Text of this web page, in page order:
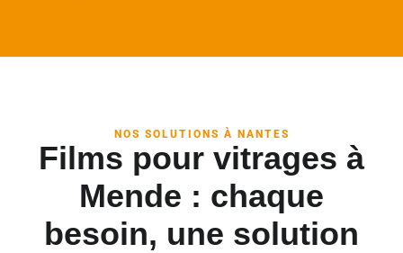
NOS SOLUTIONS À NANTES
Films pour vitrages à
Mende : chaque
besoin, une solution